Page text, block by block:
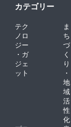
カテゴリー
テク
ノロ
ジー
・ガ
ジェ
ット
ま
ち
づ
く
り
・
地
域
活
性
化